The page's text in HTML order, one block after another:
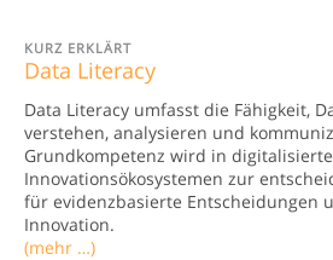
KURZ ERKLÄRT
Data Literacy
Data Literacy umfasst die Fähigkeit,
verstehen, analysieren und
Grundkompetenz wird in
Innovationsökosystemen zur
für evidenzbasierte Entscheidungen
Innovation.
(mehr …)